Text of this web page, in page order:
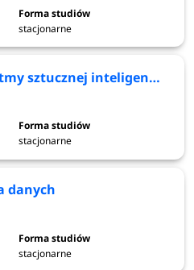
odbywa się w
obcych.
studiów
studiów na
kandydatów na studiach
ogólnej liczby zgłoszeń
(1027),
techniczna (870),
stacjonarne
Matematyka i algorytmy sztucznej inteligencji
stacjonarne
danych
stacjonarne